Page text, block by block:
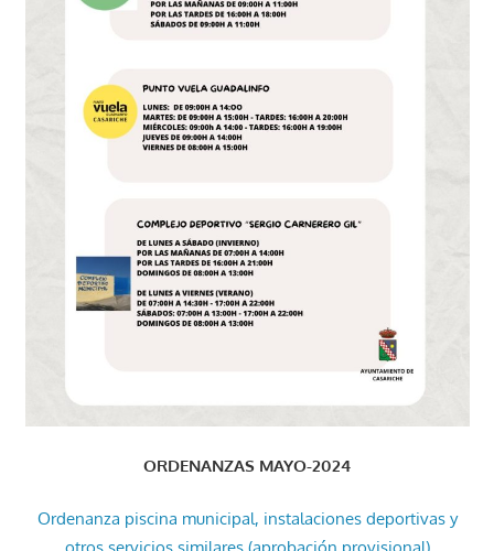
ORDENANZAS MAYO-2024
Ordenanza piscina municipal, instalaciones deportivas y